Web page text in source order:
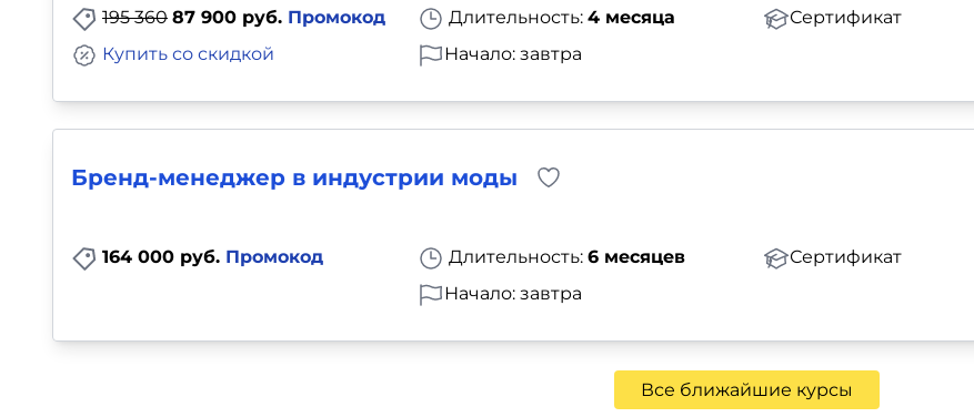
195 360 87 900 руб. Промокод Длительность: 4 месяца
Сертификат
Купить со скидкой
Начало: завтра
Бренд-менеджер в индустрии моды
164 000 руб. Промокод Длительность: 6 месяцев
Сертификат
Начало: завтра
Все ближайшие курсы